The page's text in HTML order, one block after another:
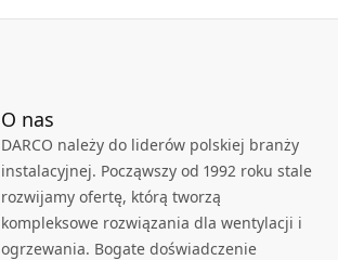
O nas
DARCO należy do liderów polskiej branży
instalacyjnej. Począwszy od 1992 roku stale
rozwijamy ofertę, którą tworzą
kompleksowe rozwiązania dla wentylacji i
ogrzewania. Bogate doświadczenie